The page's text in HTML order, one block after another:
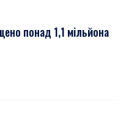
понад 1,1 мільйона